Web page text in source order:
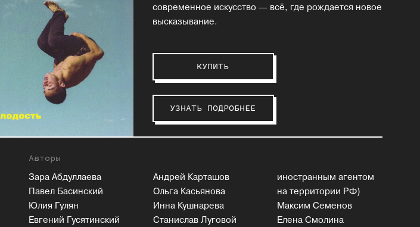
современное искусство — всё, где рождается новое
высказывание.
КУПИТЬ
УЗНАТЬ ПОДРОБНЕЕ
Авторы
Зара Абдуллаева
Павел Басинский
Юлия Гулян
Евгений Гусятинский
Андрей Карташов
Ольга Касьянова
Инна Кушнарева
Станислав Луговой
иностранным агентом
на территории РФ)
Максим Семенов
Елена Смолина